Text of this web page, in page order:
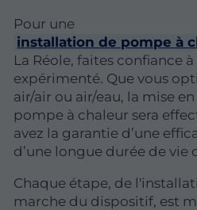
Pour une
installation de pompe à
La Réole, faites confiance
expérimenté. Que vous
air/air ou air/eau, la mise
pompe à chaleur sera
avez la garantie d’une
d’une longue durée de vie
Chaque étape, de
marche du dispositif, est